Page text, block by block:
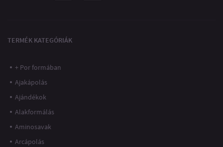
TERMÉK KATEGÓRIÁK
+ Por formában
Ajakápolás
Ajándékok
Alakformálás
Aminosavak
Arcápolás